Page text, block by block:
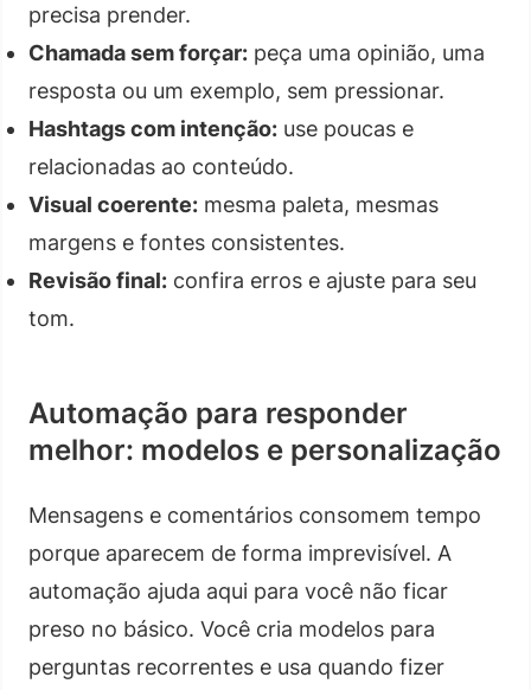
precisa prender.
Chamada sem forçar: peça uma opinião, uma
resposta ou um exemplo, sem pressionar.
Hashtags com intenção: use poucas e
relacionadas ao conteúdo.
Visual coerente: mesma paleta, mesmas
margens e fontes consistentes.
Revisão final: confira erros e ajuste para seu
tom.
Automação para responder
melhor: modelos e personalização
Mensagens e comentários consomem tempo
porque aparecem de forma imprevisível. A
automação ajuda aqui para você não ficar
preso no básico. Você cria modelos para
perguntas recorrentes e usa quando fizer